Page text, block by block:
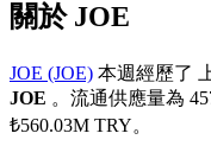
幣本位永續
關於 JOE
JOE (JOE) 本週經歷了
JOE 。流通供應量為
₺560.03M TRY。